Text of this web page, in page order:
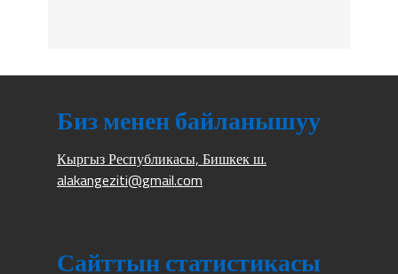
Биз менен байланышуу
Кыргыз Республикасы, Бишкек ш.
alakangeziti@gmail.com
Сайттын статистикасы